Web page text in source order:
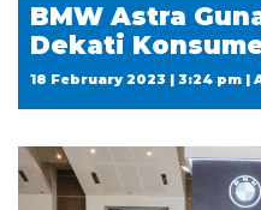
BMW Astra
Dekati
18 February 2023 | 3:24 pm |